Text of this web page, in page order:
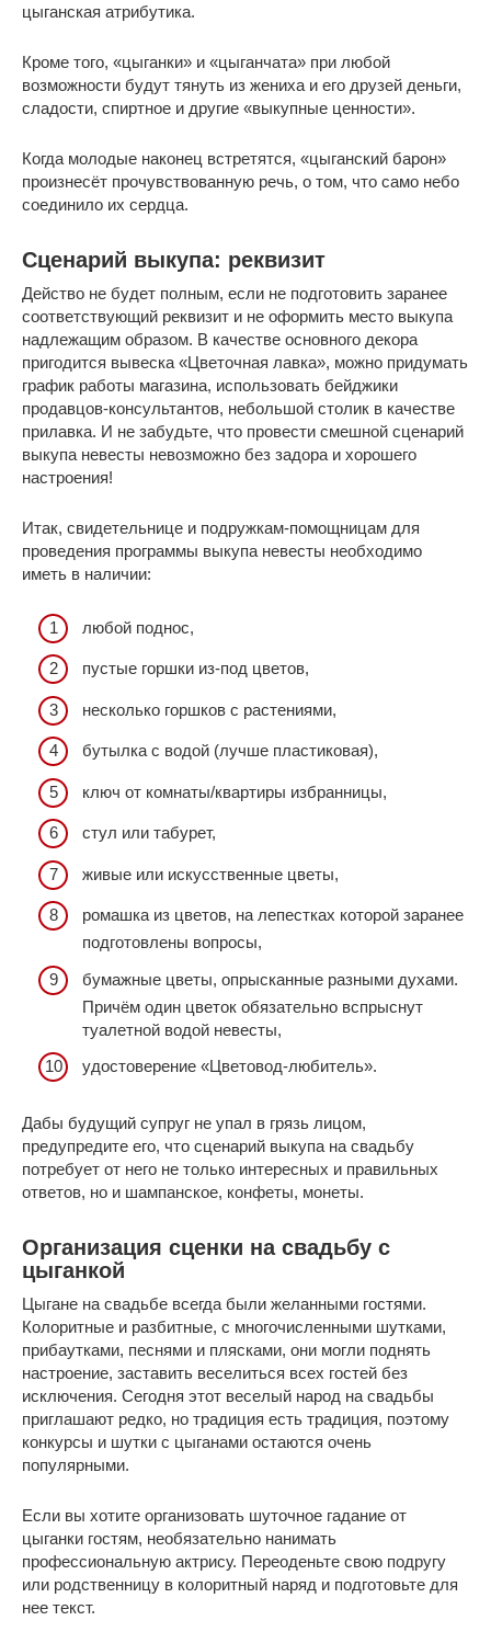
цыганская атрибутика.
Кроме того, «цыганки» и «цыганчата» при любой
возможности будут тянуть из жениха и его друзей деньги,
сладости, спиртное и другие «выкупные ценности».
Когда молодые наконец встретятся, «цыганский барон»
произнесёт прочувствованную речь, о том, что само небо
соединило их сердца.
Сценарий выкупа: реквизит
Действо не будет полным, если не подготовить заранее
соответствующий реквизит и не оформить место выкупа
надлежащим образом. В качестве основного декора
пригодится вывеска «Цветочная лавка», можно придумать
график работы магазина, использовать бейджики
продавцов-консультантов, небольшой столик в качестве
прилавка. И не забудьте, что провести смешной сценарий
выкупа невесты невозможно без задора и хорошего
настроения!
Итак, свидетельнице и подружкам-помощницам для
проведения программы выкупа невесты необходимо
иметь в наличии:
любой поднос,
пустые горшки из-под цветов,
несколько горшков с растениями,
бутылка с водой (лучше пластиковая),
ключ от комнаты/квартиры избранницы,
стул или табурет,
живые или искусственные цветы,
ромашка из цветов, на лепестках которой заранее
подготовлены вопросы,
бумажные цветы, опрысканные разными духами.
Причём один цветок обязательно вспрыснут
туалетной водой невесты,
удостоверение «Цветовод-любитель».
Дабы будущий супруг не упал в грязь лицом,
предупредите его, что сценарий выкупа на свадьбу
потребует от него не только интересных и правильных
ответов, но и шампанское, конфеты, монеты.
Организация сценки на свадьбу с
цыганкой
Цыгане на свадьбе всегда были желанными гостями.
Колоритные и разбитные, с многочисленными шутками,
прибаутками, песнями и плясками, они могли поднять
настроение, заставить веселиться всех гостей без
исключения. Сегодня этот веселый народ на свадьбы
приглашают редко, но традиция есть традиция, поэтому
конкурсы и шутки с цыганами остаются очень
популярными.
Если вы хотите организовать шуточное гадание от
цыганки гостям, необязательно нанимать
профессиональную актрису. Переоденьте свою подругу
или родственницу в колоритный наряд и подготовьте для
нее текст.